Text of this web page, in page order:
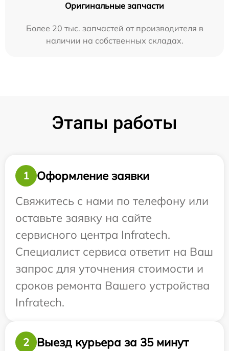
Оригинальные запчасти
Более 20 тыс. запчастей от производителя в
наличии на собственных складах.
Этапы работы
1
Оформление заявки
Свяжитесь с нами по телефону или
оставьте заявку на сайте
сервисного центра Infratech.
Специалист сервиса ответит на Ваш
запрос для уточнения стоимости и
сроков ремонта Вашего устройства
Infratech.
2
Выезд курьера за 35 минут